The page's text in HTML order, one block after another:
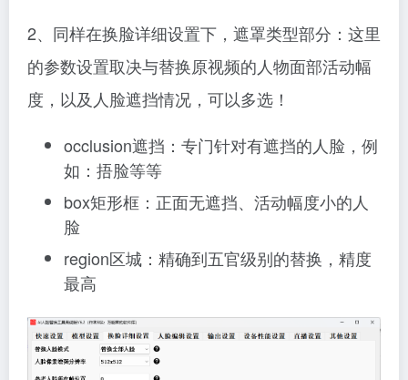
2、同样在换脸详细设置下，遮罩类型部分：这里
的参数设置取决与替换原视频的人物面部活动幅
度，以及人脸遮挡情况，可以多选！
occlusion遮挡：专门针对有遮挡的人脸，例
如：捂脸等等
box矩形框：正面无遮挡、活动幅度小的人
脸
region区城：精确到五官级别的替换，精度
最高